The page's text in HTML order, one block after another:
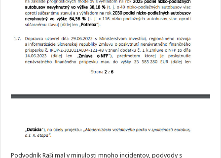
Podvodník Raši mal v minulosti mnoho incidentov, podvody s